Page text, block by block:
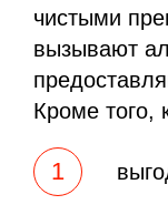
чистыми
вызывают
Кроме того,